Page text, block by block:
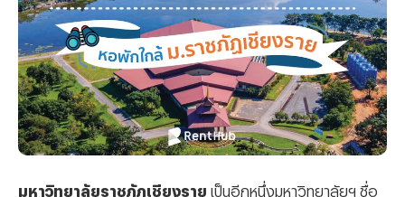
มหาวิทยาลัยราชภัฏเชียงราย เป็นอีกหนึ่งมหาวิทยาลัยฯ ชื่อ